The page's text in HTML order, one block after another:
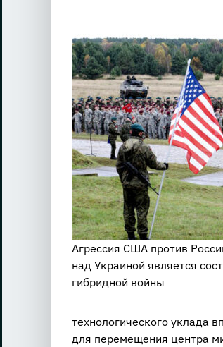
Агрессия США против
над Украиной является
гибридной войны
технологического уклада
для перемещения центра